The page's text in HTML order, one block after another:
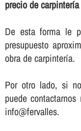
precio de
De esta forma le
presupuesto
obra de carpinterí­a.
Por otro lado, si
puede
info@fervalles.